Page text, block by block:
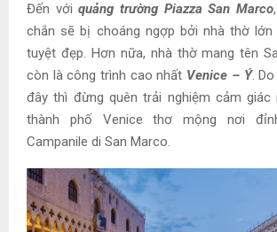
Đến vớiquảng trường Piazza San Marco
chắn sẽ bị choáng ngợp bởi nhà thờ
tuyệt đẹp. Hơn nữa, nhà thờ mang tên
còn là công trình cao nhất Venice – Ý.
đây thì đừng quên trải nghiệm cảm giác
thành phố Venice thơ mộng nơi
Campanile di San Marco.